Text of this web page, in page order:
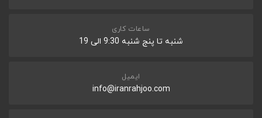
ساعات کاری
شنبه تا پنج شنبه 9:30 الی 19
ایمیل
info@iranrahjoo.com